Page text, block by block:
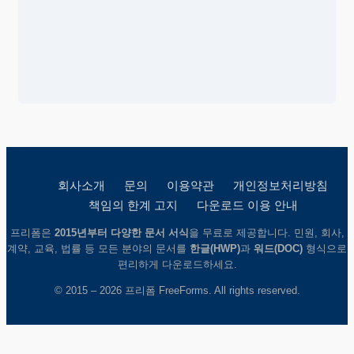
회사소개 문의 이용약관
개인정보처리방침
책임의 한계 고지
다운로드 이용 안내
프리폼은 2015년부터 다양한 문서 서식 을 무료로 제공합니다. 민원, 회사,
계약, 교육, 법률 등 모든 분야의 문서를 한글(HWP)과 워드(DOC) 형식으로
편리하게 다운로드하세요.
© 2015 – 2026 프리폼 FreeForms. All rights reserved.